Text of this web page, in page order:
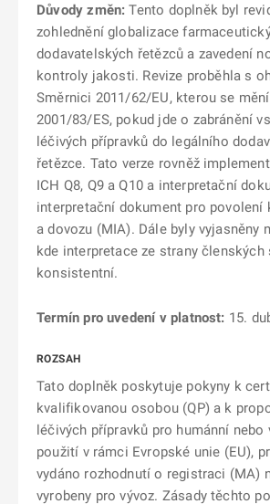
Důvody změn: Tento doplněk byl
zohlednění globalizace
dodavatelských řetězců a zavedení
kontroly jakosti. Revize proběhla s
Směrnici 2011/62/EU, kterou se
2001/83/ES, pokud jde o zabránění
léčivých přípravků do legálního
řetězce. Tato verze rovněž
ICH Q8, Q9 a Q10 a interpretační
interpretační dokument pro povolení
a dovozu (MIA). Dále byly vyjasněny
kde interpretace ze strany členských
konsistentní.
Termín pro uvedení v platnost: 15.
ROZSAH
Tato doplněk poskytuje pokyny k
kvalifikovanou osobou (QP) a k
léčivých přípravků pro humánní nebo
použití v rámci Evropské unie (EU),
vydáno rozhodnutí o registraci (MA)
vyrobeny pro vývoz. Zásady těchto